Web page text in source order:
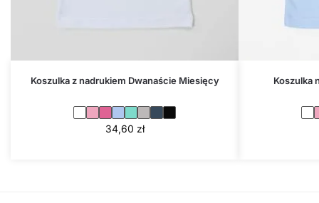
Koszulka z nadrukiem Dwanaście Miesięcy
34,60 zł
Koszulka